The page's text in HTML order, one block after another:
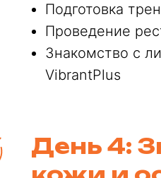
Подготовка
Проведение
Знакомство с
VibrantPlus
День 4: